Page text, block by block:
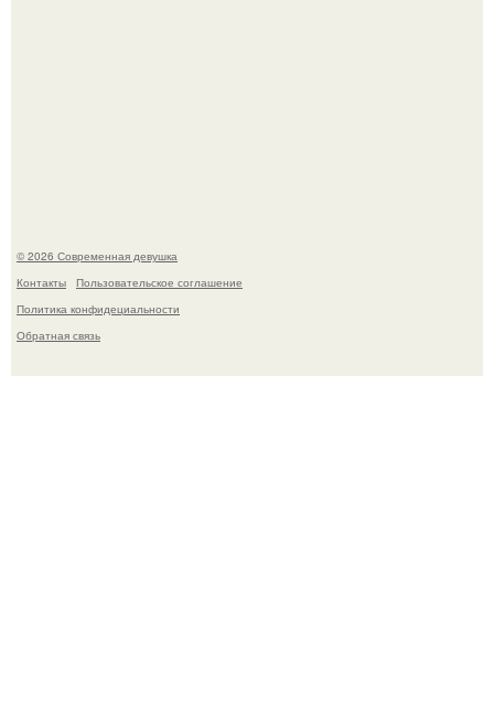
© 2026 Современная девушка
Контакты
Пользовательское соглашение
Политика конфидециальности
Обратная связь